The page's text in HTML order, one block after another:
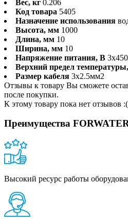
Вес, кг 0.206
Код товара 5405
Назначение использования
Высота, мм 1000
Длина, мм 10
Ширина, мм 10
Напряжение питания, В
Верхний предел
Размер кабеля 3x2.5мм2
Отзывы к товару Вы сможете
после покупки.
К этому товару пока нет отзывов :(
Преимущества
Высокий ресурс работы